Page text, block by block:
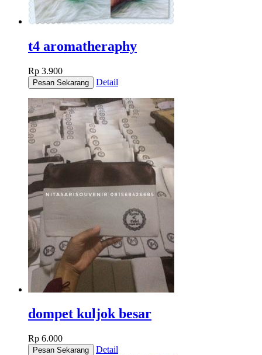
t4 aromatheraphy
Rp 3.900
Detail
dompet kuljok besar
Rp 6.000
Detail